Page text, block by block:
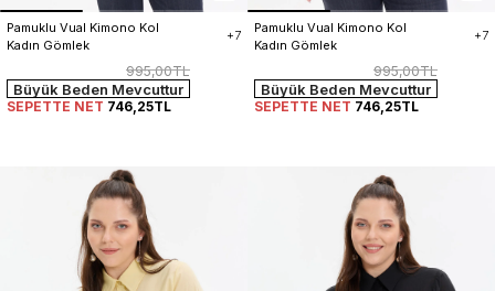
Pamuklu Vual Kimono Kol
Kadın Gömlek
+7
995,00TL
Büyük Beden Mevcuttur
SEPETTE NET 746,25TL
Pamuklu Vual Kimono Kol
Kadın Gömlek
+7
995,00TL
Büyük Beden Mevcuttur
SEPETTE NET 746,25TL